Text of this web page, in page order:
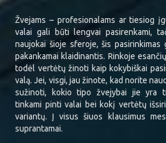
Žvejams – profesionalams ar tiesiog
valai gali būti lengvai pasirenkami,
naujokai šioje sferoje, šis
pakankamai klaidinantis. Rinkoje
todėl vertėtų žinoti kaip kokybiškai
valą. Jei, visgi, jau žinote, kad norite
sužinoti, kokio tipo žvejybai jie yra
tinkami pinti valai bei kokį vertėtų
variantų. Į visus šiuos klausimus
suprantamai.